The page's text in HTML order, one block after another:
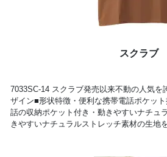
スクラブ
7033SC-14 スクラブ発売以来不動の人気を
ザイン■形状特徴・便利な携帯電話ポケッ
話の収納ポケット付き・動きやすいナチュ
きやすいナチュラルストレッチ素材の生地